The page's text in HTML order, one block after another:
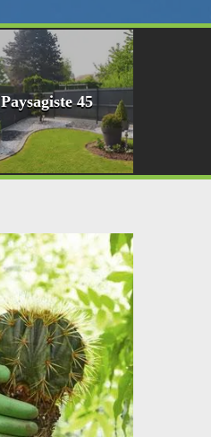
Paysagiste 45